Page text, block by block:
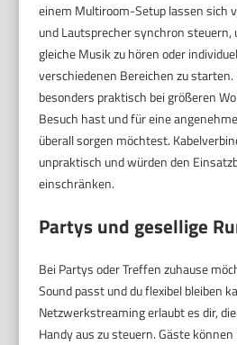
einem Multiroom-Setup lassen sich
und Lautsprecher synchron steuern,
gleiche Musik zu hören oder
verschiedenen Bereichen zu
besonders praktisch bei größeren
Besuch hast und für eine
überall sorgen möchtest.
unpraktisch und würden den
einschränken.
Partys und gesellige
Bei Partys oder Treffen zuhause
Sound passt und du flexibel bleiben
Netzwerkstreaming erlaubt es dir,
Handy aus zu steuern. Gäste